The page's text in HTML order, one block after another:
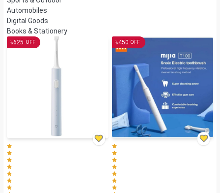
Automobiles
Digital Goods
Books & Stationery
৳625 OFF ৳450 OFF